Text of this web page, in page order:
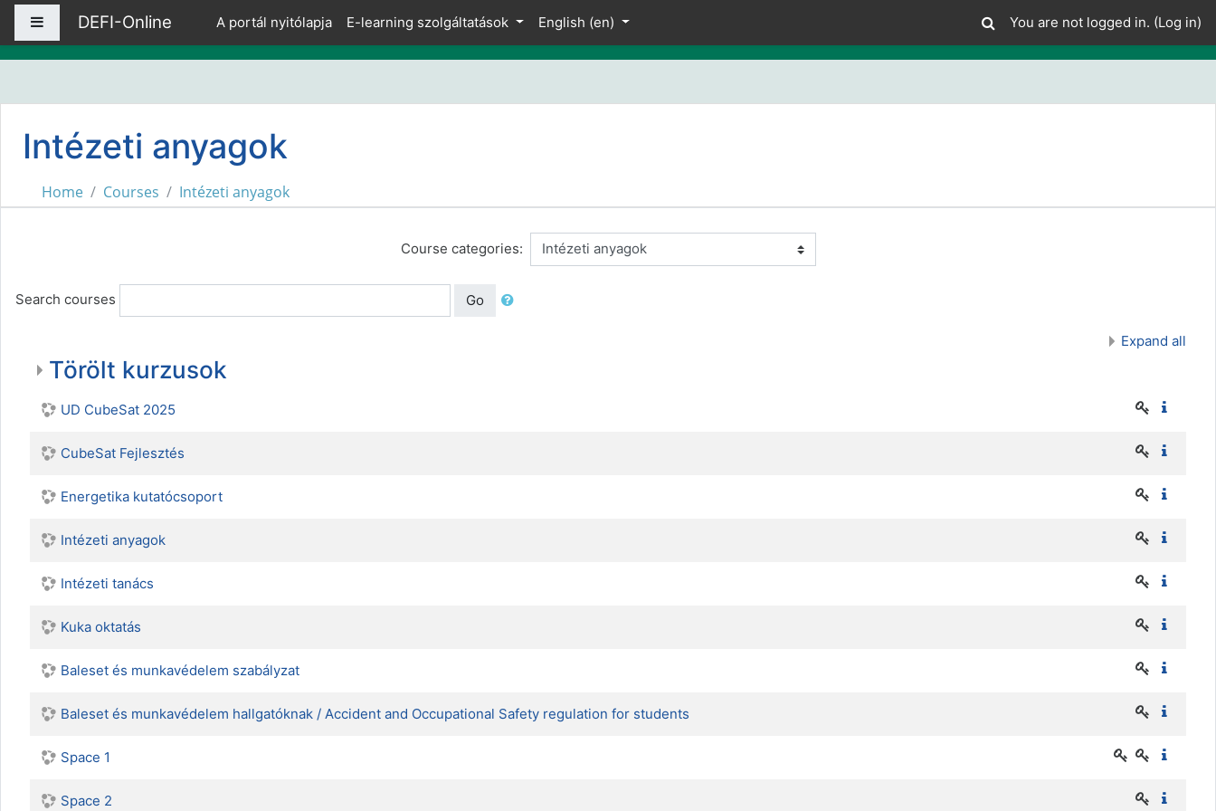
Skip to main content
Side panel
DEFI-Online A portál nyitólapja E-learning szolgáltatások English ‎(en)‎ You are not logged in. (Log in)
Intézeti anyagok
Home Courses Intézeti anyagok
Course categories:
Search courses Go
Expand all
Törölt kurzusok
UD CubeSat 2025
CubeSat Fejlesztés
Energetika kutatócsoport
Intézeti anyagok
Intézeti tanács
Kuka oktatás
Baleset és munkavédelem szabályzat
Baleset és munkavédelem hallgatóknak / Accident and Occupational Safety regulation for students
Space 1
Space 2